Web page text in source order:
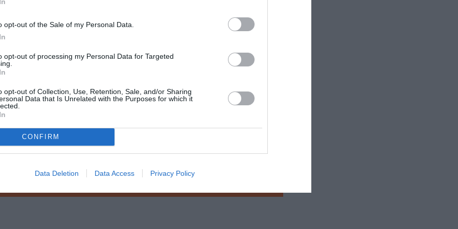
opt-out of the Sale of my Personal Data.
opt-out of processing my Personal Data for Targeted
opt-out of Collection, Use, Retention, Sale, and/or Sharing
Data that Is Unrelated with the Purposes for which it
CONFIRM
Data Deletion Data Access Privacy Policy
7, Θησείο
: Από Δευτέρα 16 Νοεμβρίου 2015 έως Τρίτη 16
αγορά: 210 7234567Online:www.ticketservices.gr
twitter.com/lykofostheater
πρώτοι όλες τις ειδήσεις
στο